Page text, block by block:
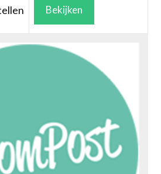
Bekijken